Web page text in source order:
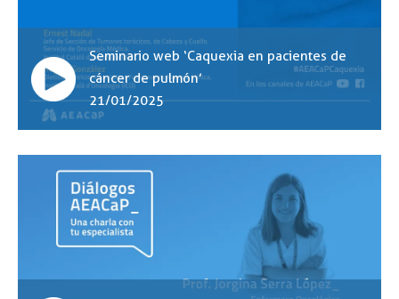
Seminario web ‘Caquexia en pacientes de
cáncer de pulmón’
21/01/2025